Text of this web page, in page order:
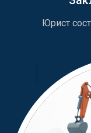
Юрист